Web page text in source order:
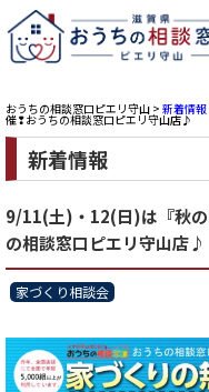
おうちの相談窓口ピエリ守山 > 新着情報
催❢おうちの相談窓口ピエリ守山店♪
新着情報
9/11(土)・12(日)は『秋
の相談窓口ピエリ守山店♪
家づくり相談会